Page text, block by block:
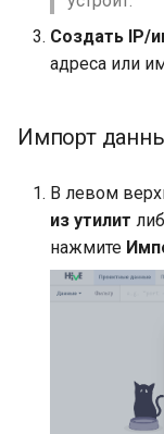
r
Создать IP/
адреса или
Импорт
В левом
из утилит
нажмите